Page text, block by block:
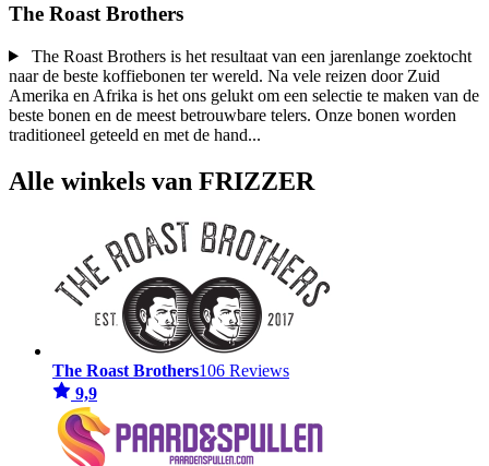
The Roast Brothers
The Roast Brothers is het resultaat van een jarenlange zoektocht
naar de beste koffiebonen ter wereld. Na vele reizen door Zuid
Amerika en Afrika is het ons gelukt om een selectie te maken van de
beste bonen en de meest betrouwbare telers. Onze bonen worden
traditioneel geteeld en met de hand...
Alle winkels van FRIZZER
The Roast Brothers106 Reviews
9,9